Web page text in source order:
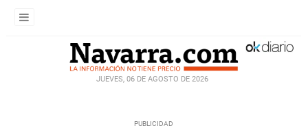
JUEVES, 06 DE AGOSTO DE 2026